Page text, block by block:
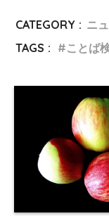
CATEGORY : ニ
TAGS :
ことば